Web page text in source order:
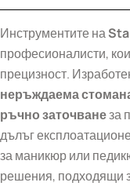
Инструментите на
професионалисти,
прецизност.
неръждаема
ръчно заточванеза
дълъг
за маникюр или
решения, подходящи